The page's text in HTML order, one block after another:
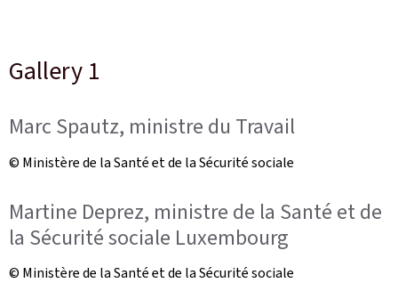
Gallery 1
Marc Spautz, ministre du Travail
© Ministère de la Santé et de la Sécurité sociale
Martine Deprez, ministre de la Santé et de
la Sécurité sociale Luxembourg
© Ministère de la Santé et de la Sécurité sociale